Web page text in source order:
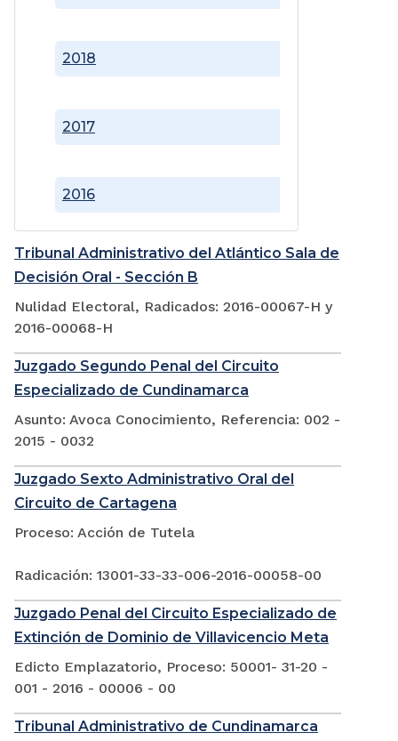
2016
2017
2018
Tribunal Administrativo del Atlántico Sala de
Decisión Oral - Sección B
Nulidad Electoral, Radicados: 2016-00067-H y
2016-00068-H
Juzgado Segundo Penal del Circuito
Especializado de Cundinamarca
Asunto: Avoca Conocimiento, Referencia: 002 -
2015 - 0032
Juzgado Sexto Administrativo Oral del
Circuito de Cartagena
Proceso: Acción de Tutela
Radicación: 13001-33-33-006-2016-00058-00
Juzgado Penal del Circuito Especializado de
Extinción de Dominio de Villavicencio Meta
Edicto Emplazatorio, Proceso: 50001- 31-20 -
001 - 2016 - 00006 - 00
Tribunal Administrativo de Cundinamarca